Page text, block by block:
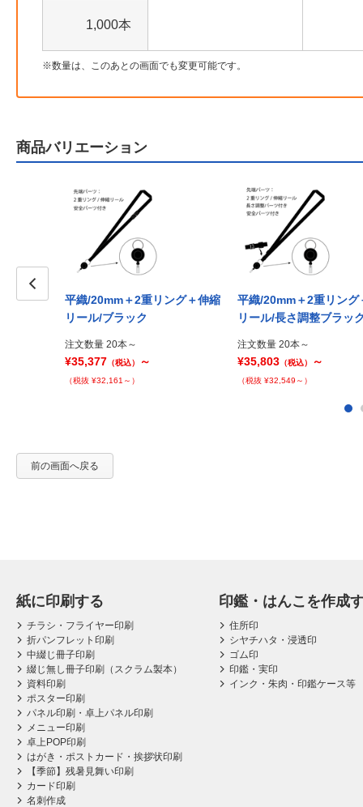
1,000本
数量は、このあとの画面でも変更可能です。
商品バリエーション
平織/20mm＋2重リング＋伸縮
リール/ブラック
注文数量 20本～
¥35,377 （税込） ～
（税抜 ¥32,161～）
平織/20mm＋2重リング
リール/長さ調整ブラッ
注文数量 20本～
¥35,803 （税込） ～
（税抜 ¥32,549～）
前の画面へ戻る
紙に印刷する
チラシ・フライヤー印刷
折パンフレット印刷
中綴じ冊子印刷
綴じ無し冊子印刷（スクラム製本）
資料印刷
ポスター印刷
パネル印刷・卓上パネル印刷
メニュー印刷
卓上POP印刷
はがき・ポストカード・挨拶状印刷
【季節】残暑見舞い印刷
カード印刷
名刺作成
印鑑・はんこを作成
住所印
シヤチハタ・浸透印
ゴム印
印鑑・実印
インク・朱肉・印鑑ケース等